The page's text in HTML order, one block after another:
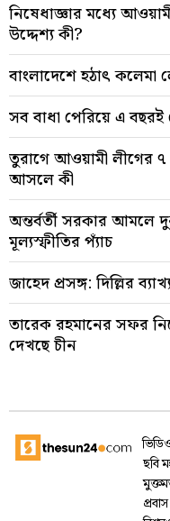
নিষেধাজ্ঞার মধ্যে
উদ্দেশ্য কী?
বাংলাদেশে হঠাৎ কলেমা
সব বাধা পেরিয়ে এ
তুরাগে আওয়ামী লীগের
আসলে কী
অন্তর্বর্তী সরকার আমলে
মূল্যস্ফীতির প্যাঁচ
জাহেদ প্রসঙ্গ: দিল্লির
তারেক রহমানের সফর
দেখছে চীন
ছবি